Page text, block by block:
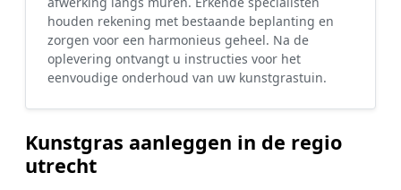
houden rekening met bestaande beplanting en
zorgen voor een harmonieus geheel. Na de
oplevering ontvangt u instructies voor het
eenvoudige onderhoud van uw kunstgrastuin.
Kunstgras aanleggen in de regio
utrecht